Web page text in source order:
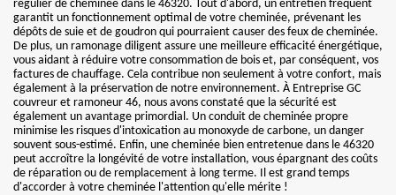
régulier de cheminée dans le 46320. Tout d'abord, un entretien fréquent
garantit un fonctionnement optimal de votre cheminée, prévenant les
dépôts de suie et de goudron qui pourraient causer des feux de cheminée.
De plus, un ramonage diligent assure une meilleure efficacité énergétique,
vous aidant à réduire votre consommation de bois et, par conséquent, vos
factures de chauffage. Cela contribue non seulement à votre confort, mais
également à la préservation de notre environnement. À Entreprise GC
couvreur et ramoneur 46, nous avons constaté que la sécurité est
également un avantage primordial. Un conduit de cheminée propre
minimise les risques d'intoxication au monoxyde de carbone, un danger
souvent sous-estimé. Enfin, une cheminée bien entretenue dans le 46320
peut accroître la longévité de votre installation, vous épargnant des coûts
de réparation ou de remplacement à long terme. Il est grand temps
d'accorder à votre cheminée l'attention qu'elle mérite !